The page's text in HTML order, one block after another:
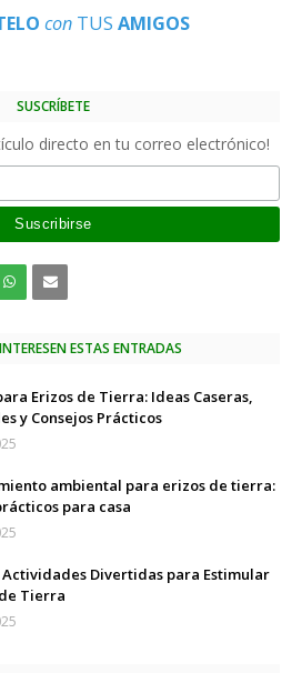
con TUS AMIGOS
SUSCRÍBETE
directo en tu correo electrónico!
ESTAS ENTRADAS
Erizos de Tierra: Ideas Caseras,
y Consejos Prácticos
ambiental para erizos de tierra:
para casa
Actividades Divertidas para Estimular
Tierra